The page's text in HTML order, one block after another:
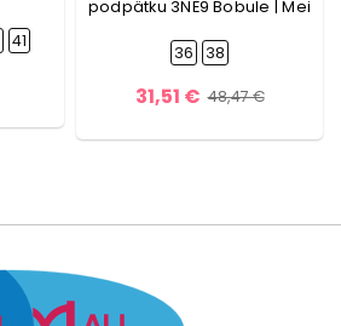
41
podpätku 3NE9 Bobule | Mei
36 38
31,51 € 48,47 €